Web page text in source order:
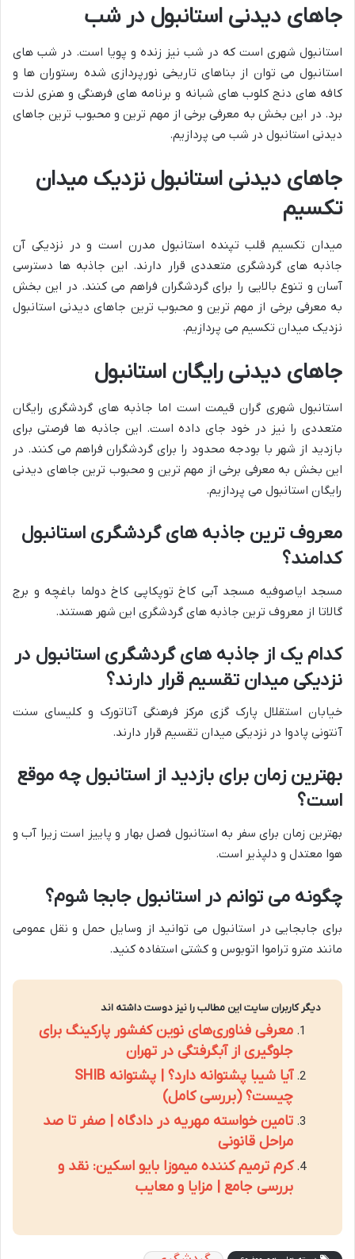
جاهای دیدنی استانبول در شب
استانبول شهری است که در شب نیز زنده و پویا است. در شب های
استانبول می توان از بناهای تاریخی نورپردازی شده رستوران ها و
کافه های دنج کلوب های شبانه و برنامه های فرهنگی و هنری لذت
برد. در این بخش به معرفی برخی از مهم ترین و محبوب ترین جاهای
دیدنی استانبول در شب می پردازیم.
جاهای دیدنی استانبول نزدیک میدان
تکسیم
میدان تکسیم قلب تپنده استانبول مدرن است و در نزدیکی آن
جاذبه های گردشگری متعددی قرار دارند. این جاذبه ها دسترسی
آسان و تنوع بالایی را برای گردشگران فراهم می کنند. در این بخش
به معرفی برخی از مهم ترین و محبوب ترین جاهای دیدنی استانبول
نزدیک میدان تکسیم می پردازیم.
جاهای دیدنی رایگان استانبول
استانبول شهری گران قیمت است اما جاذبه های گردشگری رایگان
متعددی را نیز در خود جای داده است. این جاذبه ها فرصتی برای
بازدید از شهر با بودجه محدود را برای گردشگران فراهم می کنند. در
این بخش به معرفی برخی از مهم ترین و محبوب ترین جاهای دیدنی
رایگان استانبول می پردازیم.
معروف ترین جاذبه های گردشگری استانبول
کدامند؟
مسجد ایاصوفیه مسجد آبی کاخ توپکاپی کاخ دولما باغچه و برج
گالاتا از معروف ترین جاذبه های گردشگری این شهر هستند.
کدام یک از جاذبه های گردشگری استانبول در
نزدیکی میدان تقسیم قرار دارند؟
خیابان استقلال پارک گزی مرکز فرهنگی آتاتورک و کلیسای سنت
آنتونی پادوا در نزدیکی میدان تقسیم قرار دارند.
بهترین زمان برای بازدید از استانبول چه موقع
است؟
بهترین زمان برای سفر به استانبول فصل بهار و پاییز است زیرا آب و
هوا معتدل و دلپذیر است.
چگونه می توانم در استانبول جابجا شوم؟
برای جابجایی در استانبول می توانید از وسایل حمل و نقل عمومی
مانند مترو تراموا اتوبوس و کشتی استفاده کنید.
دیگر کاربران سایت این مطالب را نیز دوست داشته اند
معرفی فناوری‌های نوین کفشور پارکینگ برای
جلوگیری از آبگرفتگی در تهران
آیا شیبا پشتوانه دارد؟ | پشتوانه SHIB
چیست؟ (بررسی کامل)
تامین خواسته مهریه در دادگاه | صفر تا صد
مراحل قانونی
کرم ترمیم کننده میموزا بایو اسکین: نقد و
بررسی جامع | مزایا و معایب